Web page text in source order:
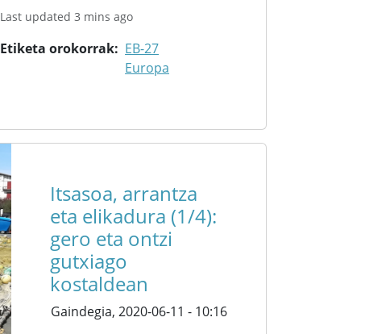
Last updated 3 mins ago
Etiketa orokorrak
EB-27
Europa
Itsasoa, arrantza
eta elikadura (1/4):
gero eta ontzi
gutxiago
kostaldean
Gaindegia, 2020-06-11 - 10:16